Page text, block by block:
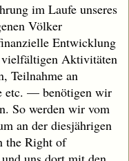
im Laufe unseres
Völker
Entwicklung
Aktivitäten
Teilnahme an
etc. — benötigen wir
So werden wir vom
an der diesjährigen
the Right of